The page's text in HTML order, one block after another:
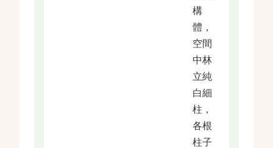
構
體，
空間
中林
立純
白細
柱，
各根
柱子